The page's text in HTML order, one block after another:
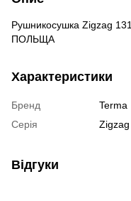
Рушникосушка Zigzag
ПОЛЬЩА
Характеристики
Бренд
Terma
Серія
Zigzag
Відгуки